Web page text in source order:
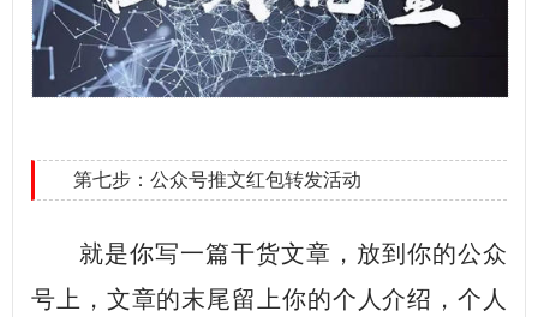
第七步：公众号推文红包转发活动
就是你写一篇干货文章，放到你的公众
号上，文章的末尾留上你的个人介绍，个人